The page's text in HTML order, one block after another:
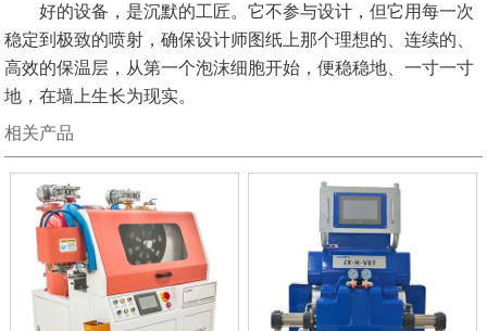
好的设备，是沉默的工匠。它不参与设计，但它用每一次
稳定到极致的喷射，确保设计师图纸上那个理想的、连续的、
高效的保温层，从第一个泡沫细胞开始，便稳稳地、一寸一寸
地，在墙上生长为现实。
相关产品